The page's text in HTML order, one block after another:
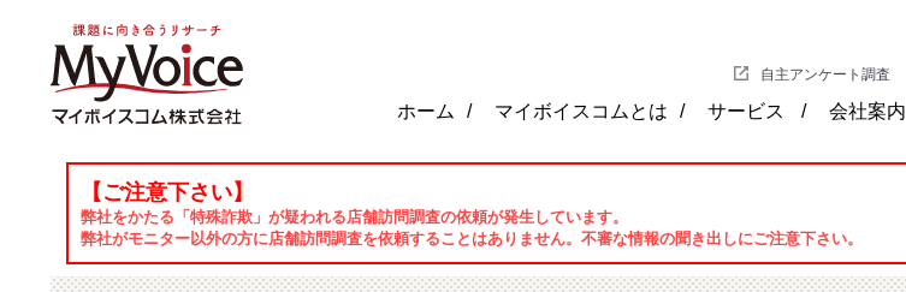
自主アンケート調査
ホーム マイボイスコムとは サービス 会社案内
【ご注意下さい】
弊社をかたる「特殊詐欺」が疑われる店舗訪問調査の依頼が発生しています。
弊社がモニター以外の方に店舗訪問調査を依頼することはありません。不審な情報の聞き出しにご注意下さい。
ホーム